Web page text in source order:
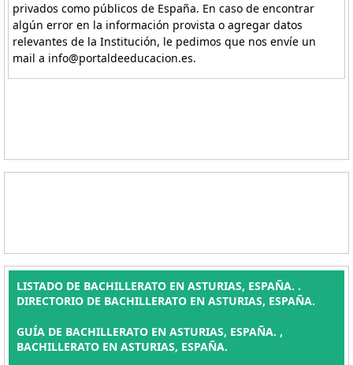
privados como públicos de España. En caso de encontrar
algún error en la información provista o agregar datos
relevantes de la Institución, le pedimos que nos envíe un
mail a info@portaldeeducacion.es.
LISTADO DE BACHILLERATO EN ASTURIAS, ESPAÑA. .
DIRECTORIO DE BACHILLERATO EN ASTURIAS, ESPAÑA.
GUÍA DE BACHILLERATO EN ASTURIAS, ESPAÑA. ,
BACHILLERATO EN ASTURIAS, ESPAÑA.